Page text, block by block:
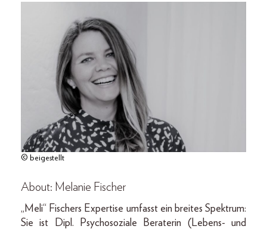
© beigestellt
About: Melanie Fischer
„Meli“ Fischers Expertise umfasst ein breites Spektrum:
Sie ist Dipl. Psychosoziale Beraterin (Lebens- und